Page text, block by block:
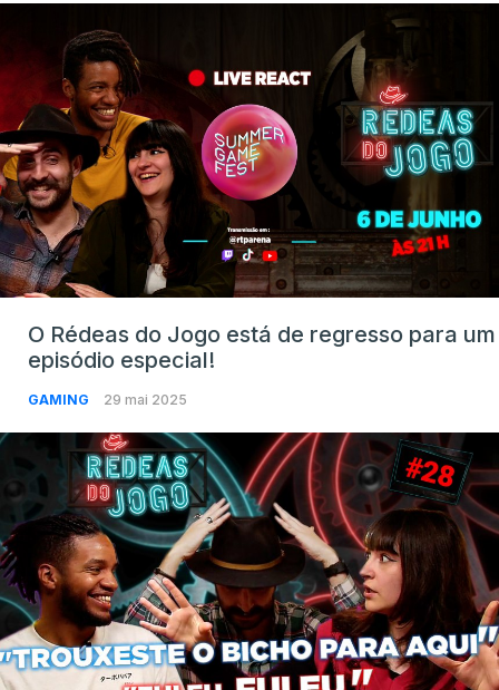
O Rédeas do Jogo está de regresso para um
episódio especial!
GAMING 29 mai 2025